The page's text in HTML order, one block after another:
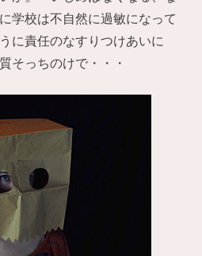
学校は不自然に過敏になって
に責任のなすりつけあいに
そっちのけで・・・